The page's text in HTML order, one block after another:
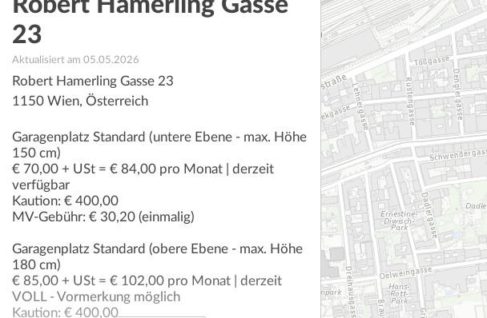
23
Aktualisiert am 05.05.2026
Robert Hamerling Gasse 23
1150 Wien, Österreich
Garagenplatz Standard (untere Ebene - max. Höhe
150 cm)
€ 70,00 + USt = € 84,00 pro Monat | derzeit
verfügbar
Kaution: € 400,00
MV-Gebühr: € 30,20 (einmalig)
Garagenplatz Standard (obere Ebene - max. Höhe
180 cm)
€ 85,00 + USt = € 102,00 pro Monat | derzeit
VOLL - Vormerkung möglich
Kaution: € 400,00